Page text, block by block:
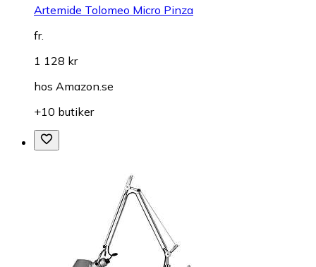
Artemide Tolomeo Micro Pinza
fr.
1 128 kr
hos Amazon.se
+10 butiker